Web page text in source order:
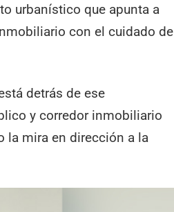
urbanístico que apunta a
con el cuidado de
detrás de ese
y corredor inmobiliario
la mira en dirección a la